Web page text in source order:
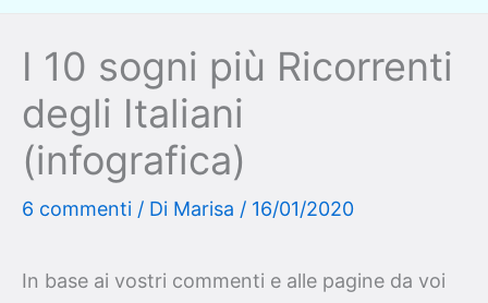
I 10 sogni più Ricorrenti
degli Italiani
(infografica)
6 commenti / Di Marisa / 16/01/2020
In base ai vostri commenti e alle pagine da voi